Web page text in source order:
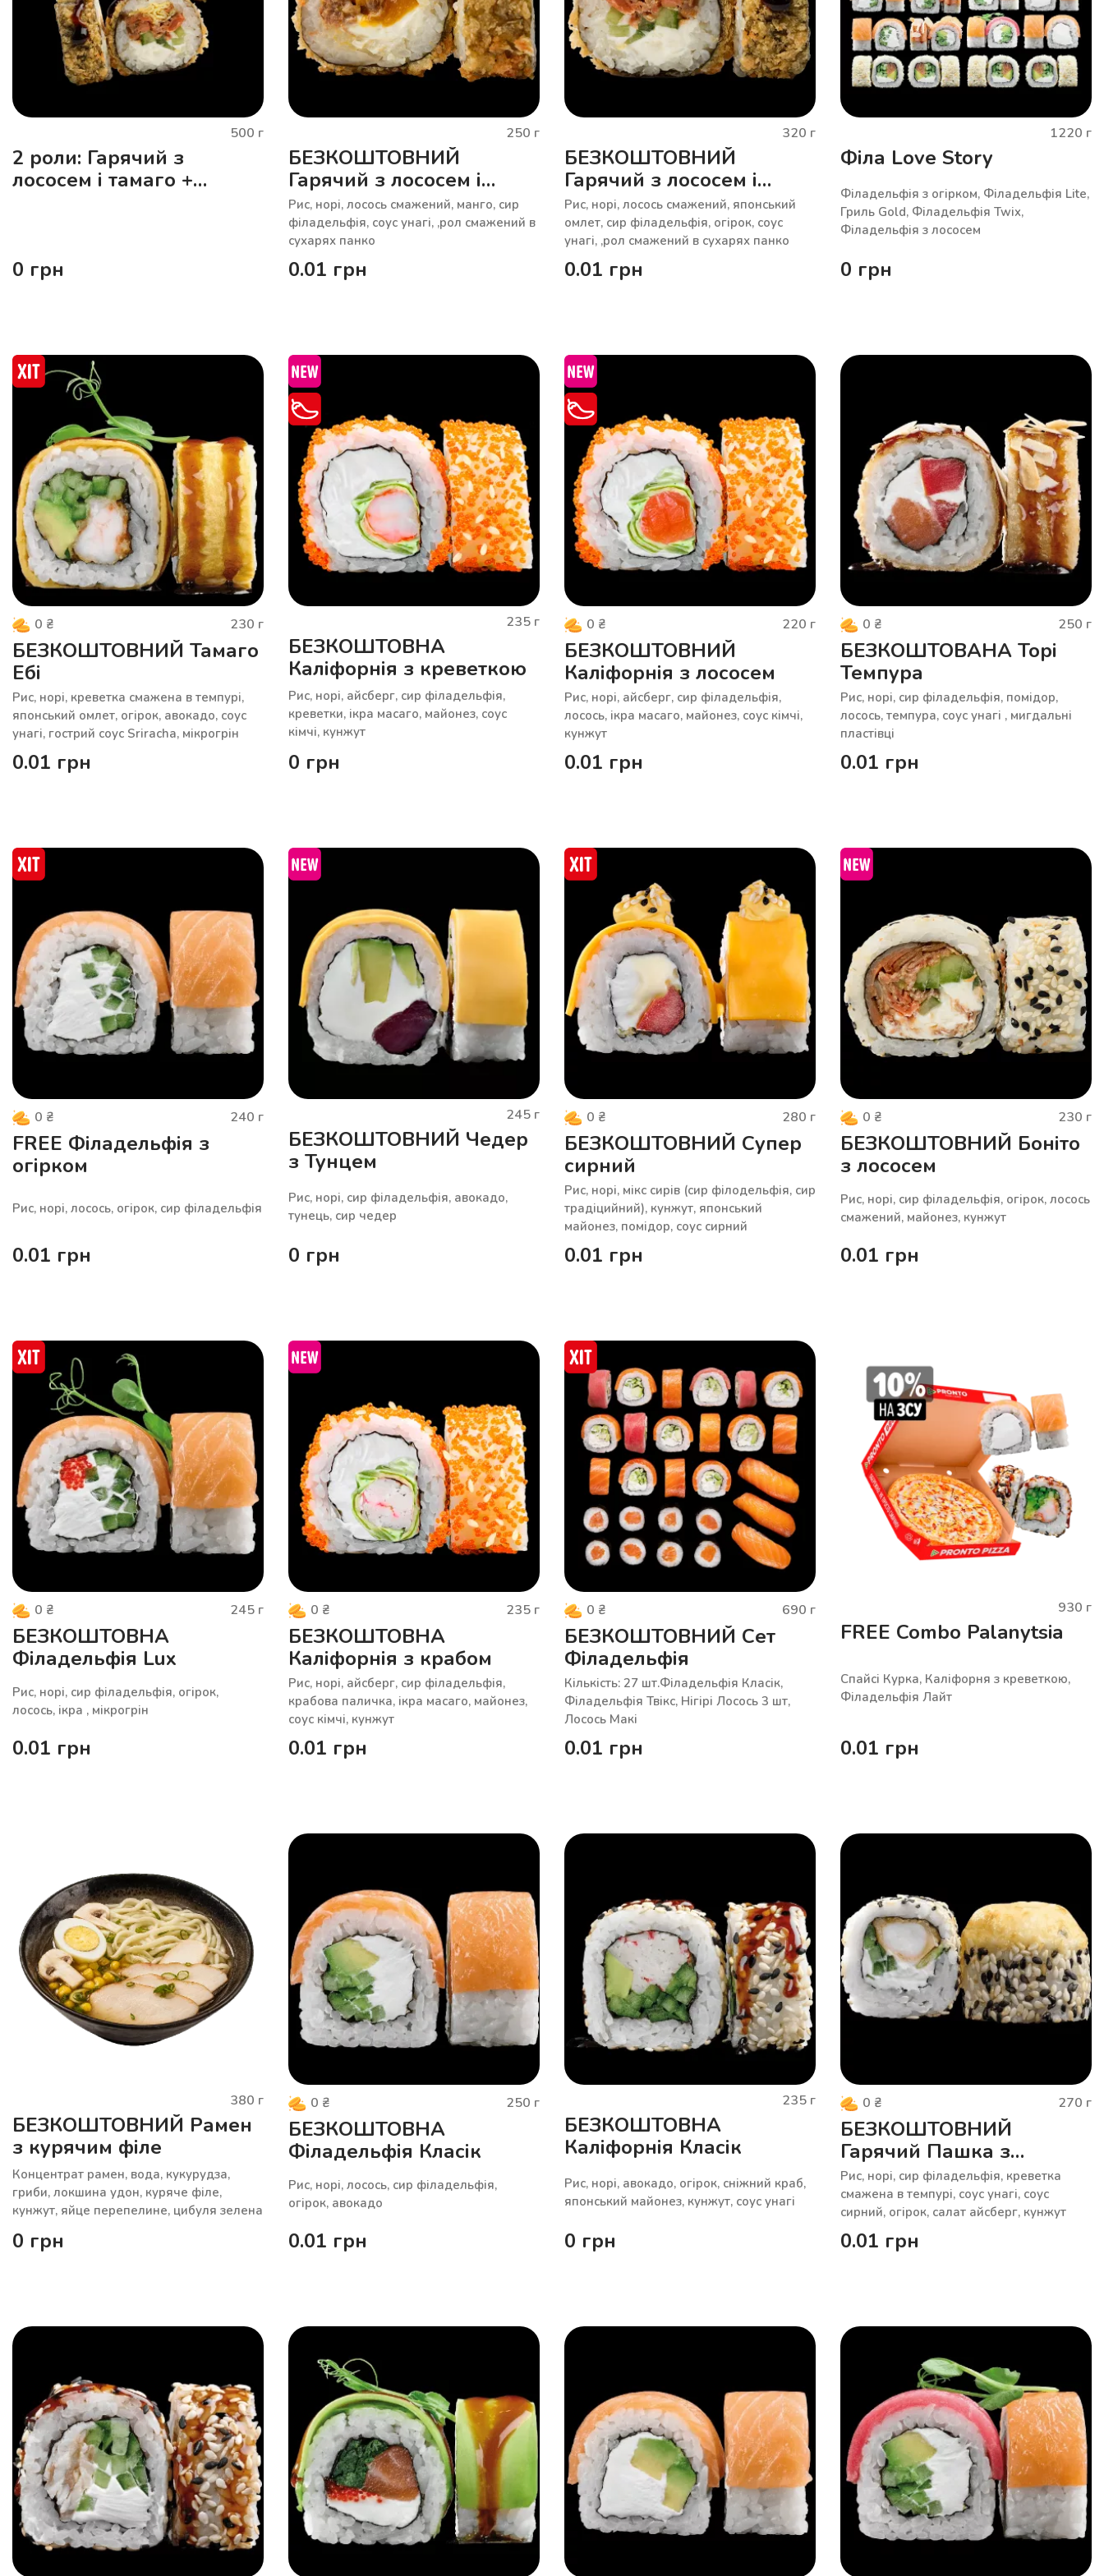
500 г
2 роли: Гарячий з
лососем і тамаго +
0 грн
250 г
БЕЗКОШТОВНИЙ
Гарячий з лососем і
манго
Рис, норі, лосось смажений, манго, сир
філадельфія, соус унагі, ,рол смажений в
сухарях панко
0.01 грн
320 г
БЕЗКОШТОВНИЙ
Гарячий з лососем і
тамаго
Рис, норі, лосось смажений, японський
омлет, сир філадельфія, огірок, соус
унагі, ,рол смажений в сухарях панко
0.01 грн
1220 г
Філа Love Story
Філадельфія з огірком, Філадельфія Lite,
Гриль Gold, Філадельфія Twix,
Філадельфія з лососем
0 грн
0 ₴ 230 г
БЕЗКОШТОВНИЙ Тамаго
Ебі
Рис, норі, креветка смажена в темпурі,
японський омлет, огірок, авокадо, соус
унагі, гострий соус Sriracha, мікрогрін
0.01 грн
235 г
БЕЗКОШТОВНА
Каліфорнія з креветкою
Рис, норі, айсберг, сир філадельфія,
креветки, ікра масаго, майонез, соус
кімчі, кунжут
0 грн
0 ₴ 220 г
БЕЗКОШТОВНИЙ
Каліфорнія з лососем
Рис, норі, айсберг, сир філадельфія,
лосось, ікра масаго, майонез, соус кімчі,
кунжут
0.01 грн
0 ₴ 250 г
БЕЗКОШТОВАНА Торі
Темпура
Рис, норі, сир філадельфія, помідор,
лосось, темпура, соус унагі , мигдальні
пластівці
0.01 грн
0 ₴ 240 г
FREE Філадельфія з
огірком
Рис, норі, лосось, огірок, сир філадельфія
0.01 грн
245 г
БЕЗКОШТОВНИЙ Чедер
з Тунцем
Рис, норі, сир філадельфія, авокадо,
тунець, сир чедер
0 грн
0 ₴ 280 г
БЕЗКОШТОВНИЙ Супер
сирний
Рис, норі, мікс сирів (сир філодельфія, сир
традіцийний), кунжут, японський
майонез, помідор, соус сирний
0.01 грн
0 ₴ 230 г
БЕЗКОШТОВНИЙ Боніто
з лососем
Рис, норі, сир філадельфія, огірок, лосось
смажений, майонез, кунжут
0.01 грн
0 ₴ 245 г
БЕЗКОШТОВНА
Філадельфія Lux
Рис, норі, сир філадельфія, огірок,
лосось, ікра , мікрогрін
0.01 грн
0 ₴ 235 г
БЕЗКОШТОВНА
Каліфорнія з крабом
Рис, норі, айсберг, сир філадельфія,
крабова паличка, ікра масаго, майонез,
соус кімчі, кунжут
0.01 грн
0 ₴ 690 г
БЕЗКОШТОВНИЙ Сет
Філадельфія
Кількість: 27 шт.Філадельфія Класік,
Філадельфія Твікс, Нігірі Лосось 3 шт,
Лосось Макі
0.01 грн
930 г
FREE Combo Palanytsia
Спайсі Курка, Каліфорня з креветкою,
Філадельфія Лайт
0.01 грн
380 г
БЕЗКОШТОВНИЙ Рамен
з курячим філе
Концентрат рамен, вода, кукурудза,
гриби, локшина удон, куряче філе,
кунжут, яйце перепелине, цибуля зелена
0 грн
0 ₴ 250 г
БЕЗКОШТОВНА
Філадельфія Класік
Рис, норі, лосось, сир філадельфія,
огірок, авокадо
0.01 грн
235 г
БЕЗКОШТОВНА
Каліфорнія Класік
Рис, норі, авокадо, огірок, сніжний краб,
японський майонез, кунжут, соус унагі
0 грн
0 ₴ 270 г
БЕЗКОШТОВНИЙ
Гарячий Пашка з
креветкою
Рис, норі, сир філадельфія, креветка
смажена в темпурі, соус унагі, соус
сирний, огірок, салат айсберг, кунжут
0.01 грн